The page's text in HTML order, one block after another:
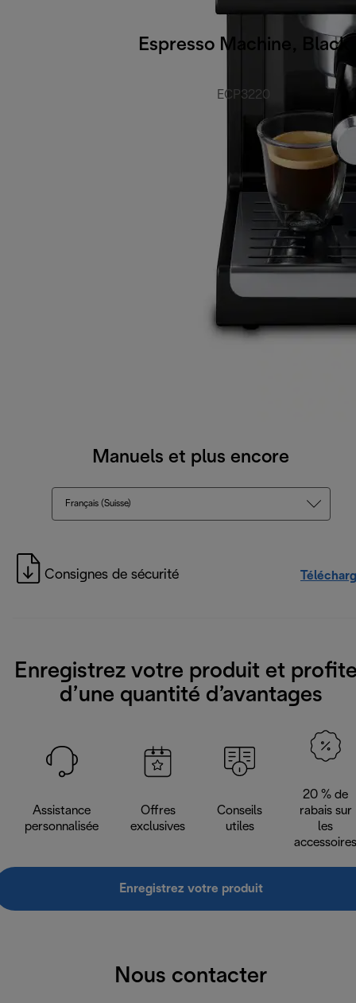
Espresso Machine, Black
ECP3220
Manuels et plus encore
Français (Suisse)
Consignes de sécurité
Enregistrez votre produit et
d’une quantité d’avantages
Assistance
personnalisée
Offres
exclusives
Conseils
utiles
20 % de
rabais sur
les
accessoires
Enregistrez votre produit
Nous contacter